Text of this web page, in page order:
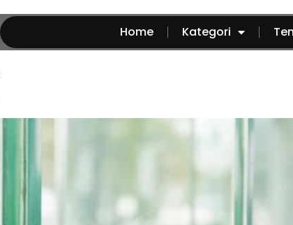
Home Kategori